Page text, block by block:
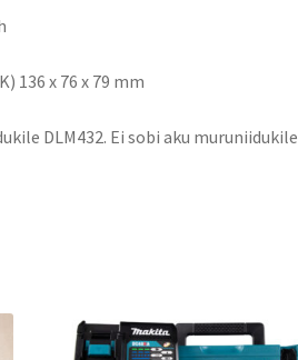
136 x 76 x 79 mm
DLM432. Ei sobi aku muruniidukile